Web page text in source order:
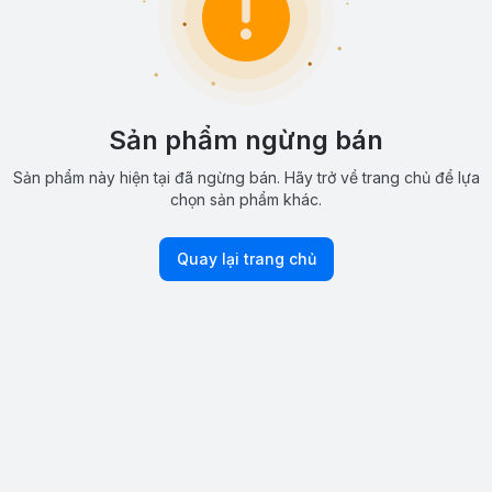
Sản phẩm ngừng bán
Sản phẩm này hiện tại đã ngừng bán. Hãy trở về trang chủ để lựa
chọn sản phẩm khác.
Quay lại trang chủ